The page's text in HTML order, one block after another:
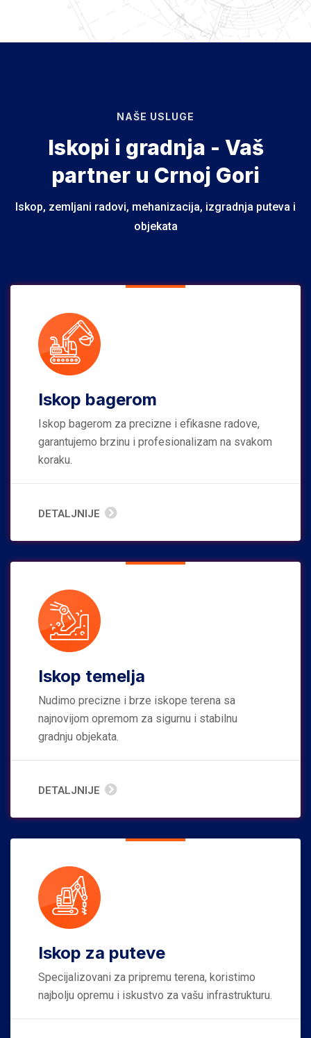
NAŠE USLUGE
Iskopi i gradnja - Vaš
partner u Crnoj Gori
Iskop, zemljani radovi, mehanizacija, izgradnja puteva i
objekata
Iskop bagerom
Iskop bagerom za precizne i efikasne radove,
garantujemo brzinu i profesionalizam na svakom
koraku.
DETALJNIJE
Iskop temelja
Nudimo precizne i brze iskope terena sa
najnovijom opremom za sigurnu i stabilnu
gradnju objekata.
DETALJNIJE
Iskop za puteve
Specijalizovani za pripremu terena, koristimo
najbolju opremu i iskustvo za vašu infrastrukturu.